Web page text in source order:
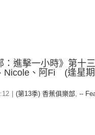
：進擊一小時》第十
Nicole、阿Fi (逢星
(第13季) 香蕉俱樂部, --